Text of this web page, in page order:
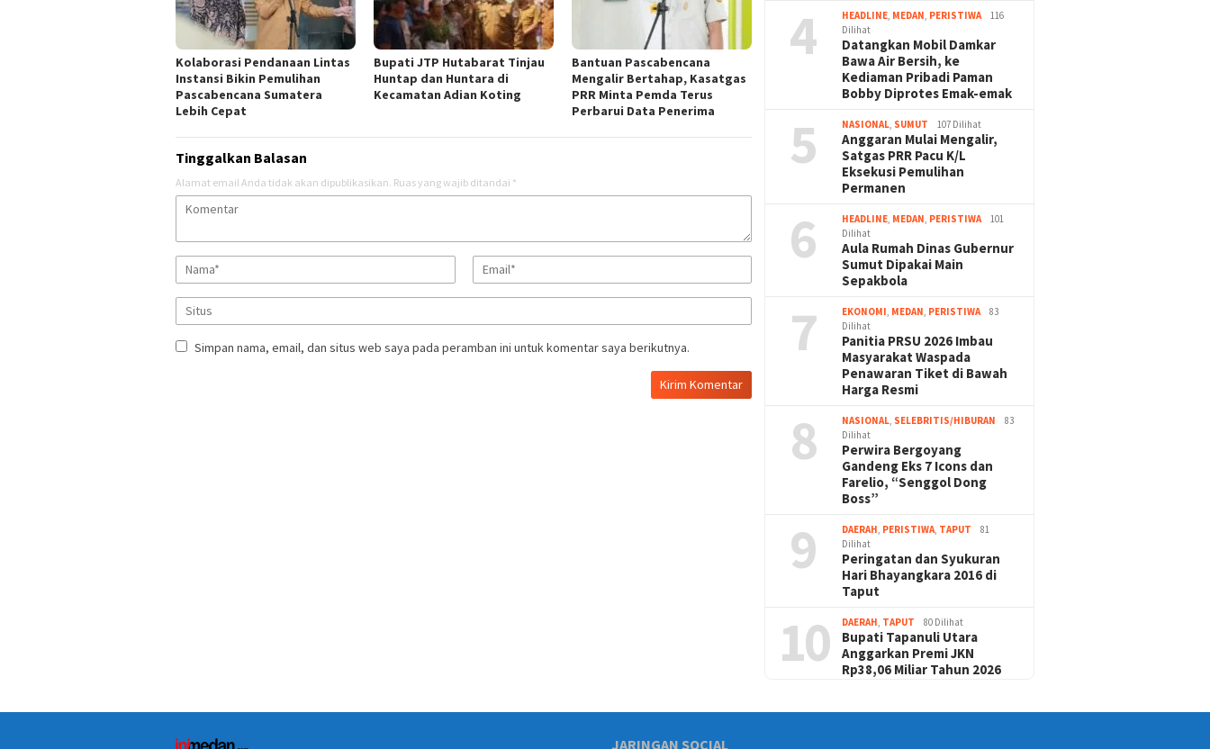
Kolaborasi Pendanaan Lintas
Instansi Bikin Pemulihan
Pascabencana Sumatera
Lebih Cepat
Bupati JTP Hutabarat Tinjau
Huntap dan Huntara di
Kecamatan Adian Koting
Bantuan Pascabencana
Mengalir Bertahap, Kasatgas
PRR Minta Pemda Terus
Perbarui Data Penerima
Tinggalkan Balasan
Alamat email Anda tidak akan dipublikasikan. Ruas yang wajib ditandai *
Simpan nama, email, dan situs web saya pada peramban ini untuk komentar saya berikutnya.
4 HEADLINE, MEDAN, PERISTIWA
116
Dilihat
Datangkan Mobil Damkar
Bawa Air Bersih, ke
Kediaman Pribadi Paman
Bobby Diprotes Emak-emak
5 NASIONAL, SUMUT 107 Dilihat
Anggaran Mulai Mengalir,
Satgas PRR Pacu K/L
Eksekusi Pemulihan
Permanen
6 HEADLINE, MEDAN, PERISTIWA
101
Dilihat
Aula Rumah Dinas Gubernur
Sumut Dipakai Main
Sepakbola
7 EKONOMI, MEDAN, PERISTIWA
83
Dilihat
Panitia PRSU 2026 Imbau
Masyarakat Waspada
Penawaran Tiket di Bawah
Harga Resmi
8 NASIONAL, SELEBRITIS/HIBURAN
83
Dilihat
Perwira Bergoyang
Gandeng Eks 7 Icons dan
Farelio, “Senggol Dong
Boss”
9 DAERAH, PERISTIWA, TAPUT
81
Dilihat
Peringatan dan Syukuran
Hari Bhayangkara 2016 di
Taput
10 DAERAH, TAPUT 80 Dilihat
Bupati Tapanuli Utara
Anggarkan Premi JKN
Rp38,06 Miliar Tahun 2026
JARINGAN SOCIAL